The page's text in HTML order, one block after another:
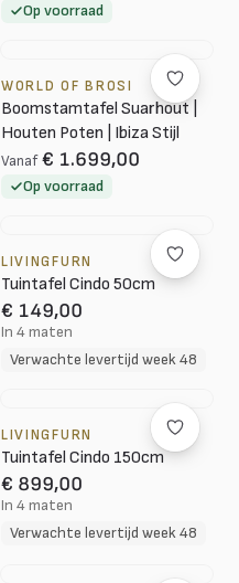
Op voorraad
WORLD OF BROSI
Boomstamtafel Suarhout |
Houten Poten | Ibiza Stijl
Vanaf € 1.699,00
Op voorraad
LIVINGFURN
Tuintafel Cindo 50cm
€ 149,00
In 4 maten
Verwachte levertijd week 48
LIVINGFURN
Tuintafel Cindo 150cm
€ 899,00
In 4 maten
Verwachte levertijd week 48